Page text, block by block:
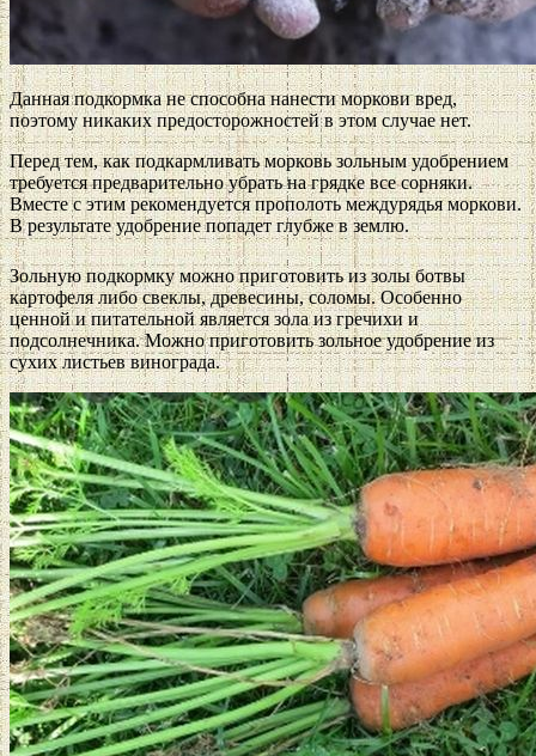
Данная подкормка не способна нанести моркови вред,
поэтому никаких предосторожностей в этом случае нет.
Перед тем, как подкармливать морковь зольным удобрением
требуется предварительно убрать на грядке все сорняки.
Вместе с этим рекомендуется прополоть междурядья моркови.
В результате удобрение попадет глубже в землю.
Зольную подкормку можно приготовить из золы ботвы
картофеля либо свеклы, древесины, соломы. Особенно
ценной и питательной является зола из гречихи и
подсолнечника. Можно приготовить зольное удобрение из
сухих листьев винограда.